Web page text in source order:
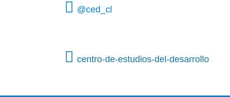
@ced_cl
centro-de-estudios-del-desarrollo